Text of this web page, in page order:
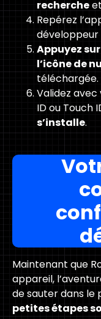
recherche
Repérez
développeur
Appuyez
l’icône de
téléchargée.
Validez
ID ou Touch
s’installe.
Maintenant que
appareil,
de sauter dans le
petites étapes